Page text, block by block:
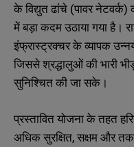
के विद्युत ढांचे (पावर
में बड़ा कदम उठाया गया है।
इंफ्रास्ट्रक्चर के व्यापक
जिससे श्रद्धालुओं की भारी
सुनिश्चित की जा सके।
प्रस्तावित योजना के तहत
अधिक सुरक्षित, सक्षम और